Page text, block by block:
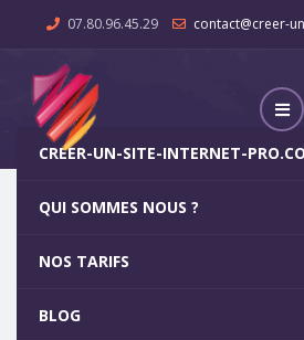
07.80.96.45.29 contact@creer-
CREER-UN-SITE-INTERNET-
QUI SOMMES NOUS ?
NOS TARIFS
BLOG
Agence Web
5